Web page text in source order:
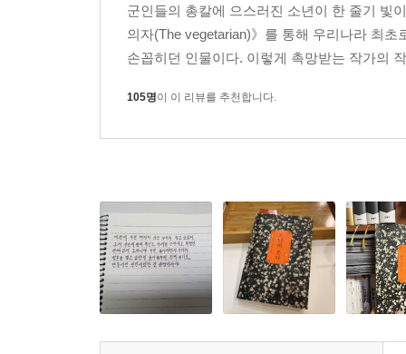
군인들의 총칼에 으스러진 소년이 한 줄기 빛
의자(The vegetarian)》를 통해 우리나라 최초
손꼽히던 인물이다. 이렇게 촉망받는 작가의
105명이 이 리뷰를 추천합니다.